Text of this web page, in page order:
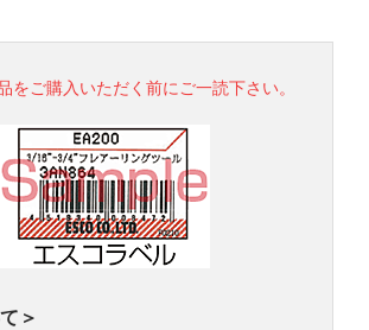
をご購入いただく前にご一読下さい。
＞